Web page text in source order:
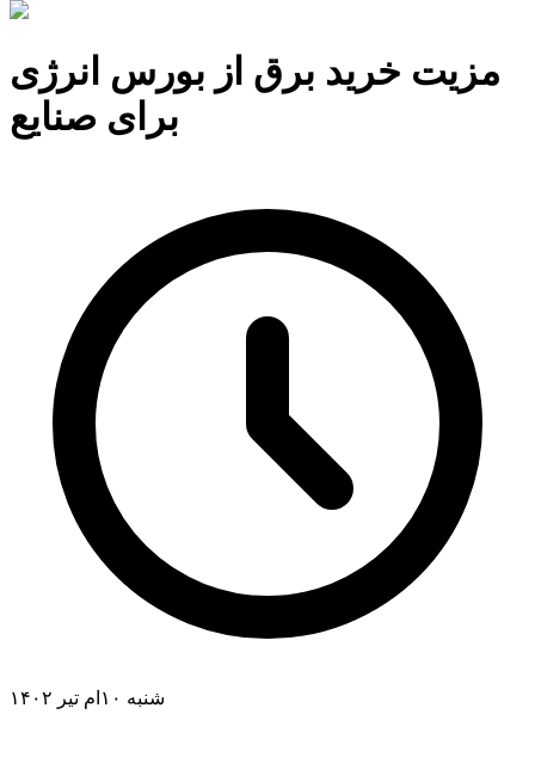
مزیت خرید برق از بورس انرژی
برای صنایع
شنبه ۱۰ام تیر ۱۴۰۲